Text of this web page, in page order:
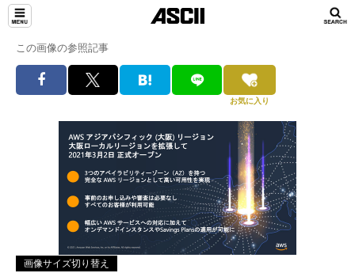
この画像の参照記事
お気に入り
画像サイズ切り替え